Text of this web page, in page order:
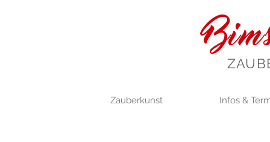
Zauberkunst Infos &